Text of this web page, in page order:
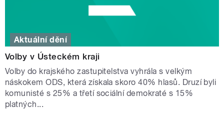
Aktuální dění
Volby v Ústeckém kraji
Volby do krajského zastupitelstva vyhrála s velkým
náskokem ODS, která získala skoro 40% hlasů. Druzí byli
komunisté s 25% a třetí sociální demokraté s 15%
platných...